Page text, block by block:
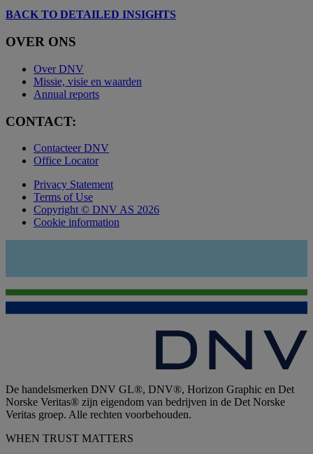
BACK TO DETAILED INSIGHTS
OVER ONS
Over DNV
Missie, visie en waarden
Annual reports
CONTACT:
Contacteer DNV
Office Locator
Privacy Statement
Terms of Use
Copyright © DNV AS 2026
Cookie information
De handelsmerken DNV GL®, DNV®, Horizon Graphic en Det
Norske Veritas® zijn eigendom van bedrijven in de Det Norske
Veritas groep. Alle rechten voorbehouden.
WHEN TRUST MATTERS